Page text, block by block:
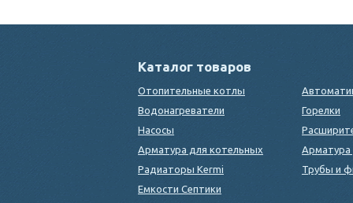
Каталог товаров
Отопительные котлы
Водонагреватели
Горелки
Насосы
Арматура для котельных
Арматура
Радиаторы Kermi
Трубы и
Емкости Септики